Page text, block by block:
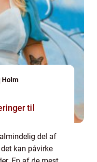
Holm
til
del af
kan påvirke